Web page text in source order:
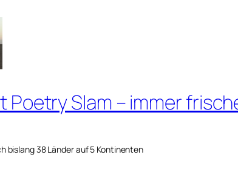
Poetry Slam – immer
bislang 38 Länder auf 5 Kontinenten